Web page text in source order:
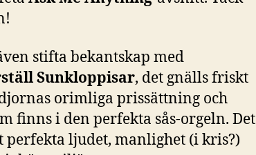
stifta bekantskap med
Sunkloppisar, det gnälls friskt
orimliga prissättning och
finns i den perfekta sås-orgeln. Det
perfekta ljudet, manlighet (i kris?)